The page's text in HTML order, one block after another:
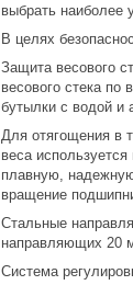
выбрать наиболее
В целях
Защита весового
весового стека
бутылки с водой и
Для отягощения в
веса
плавную,
вращение
Стальные
направляющих 20
Система